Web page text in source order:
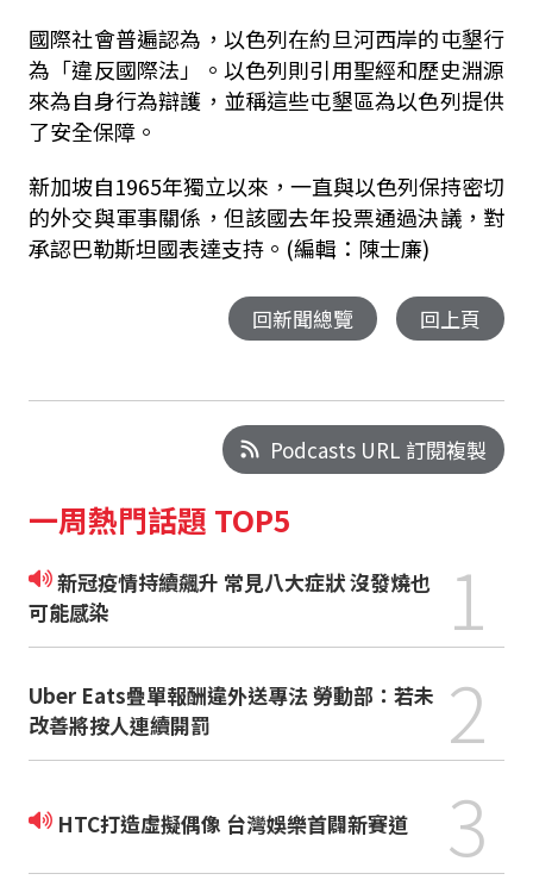
國際社會普遍認為，以色列在約旦河西岸的屯墾行
為「違反國際法」。以色列則引用聖經和歷史淵源
來為自身行為辯護，並稱這些屯墾區為以色列提供
了安全保障。
新加坡自1965年獨立以來，一直與以色列保持密切
的外交與軍事關係，但該國去年投票通過決議，對
承認巴勒斯坦國表達支持。(編輯：陳士廉)
回新聞總覽 回上頁
Podcasts URL 訂閱複製
一周熱門話題 TOP5
新冠疫情持續飆升 常見八大症狀 沒發燒也
可能感染
1
Uber Eats疊單報酬違外送專法 勞動部：若未
改善將按人連續開罰
2
HTC打造虛擬偶像 台灣娛樂首闢新賽道 3